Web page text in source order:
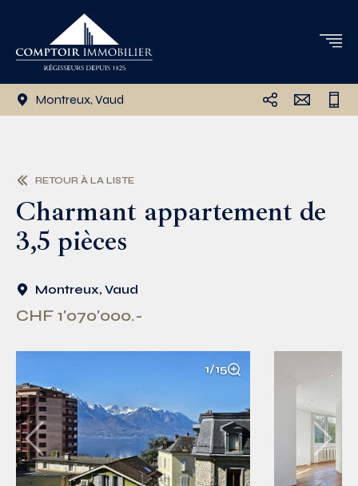
Montreux, Vaud
RETOUR À LA LISTE
Charmant appartement de
3,5 pièces
Montreux, Vaud
CHF 1'070'000.-
1/15